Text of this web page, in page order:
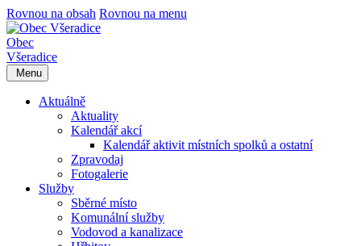
Rovnou na obsah Rovnou na menu
Obec
Všeradice
Menu
Aktuálně
Aktuality
Kalendář akcí
Kalendář aktivit místních spolků a ostatní
Zpravodaj
Fotogalerie
Služby
Sběrné místo
Komunální služby
Vodovod a kanalizace